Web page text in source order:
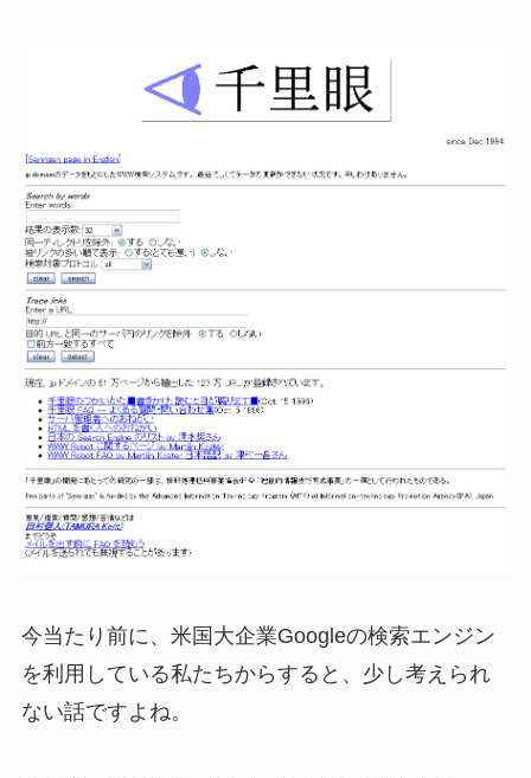
今当たり前に、米国大企業Googleの検索エンジン
を利用している私たちからすると、少し考えられ
ない話ですよね。